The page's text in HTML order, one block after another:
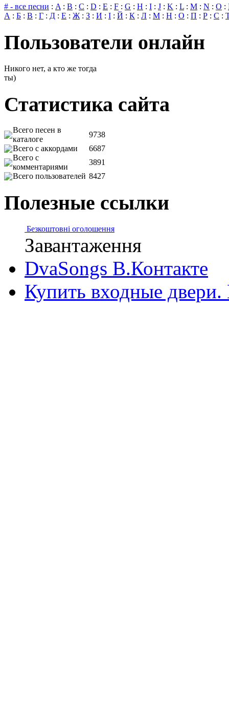
# - все песни : A : B : C : D : E : F : G : H : I : J : K : L : M : N : O :
А : Б : В : Г : Д : Е : Ж : З : И : І : Й : К : Л : М : Н : О : П : Р : С :
Пользователи онлайн
Никого нет, а кто же тогда
ты)
Статистика сайта
Всего песен в
каталоге
9738
Всего с аккордами
6687
Всего с
комментариями
3891
Всего пользователей 8427
Полезные ссылки
Безкоштовні оголошення
Завантаження
DvaSongs В.Контакте
Купить входные двери.